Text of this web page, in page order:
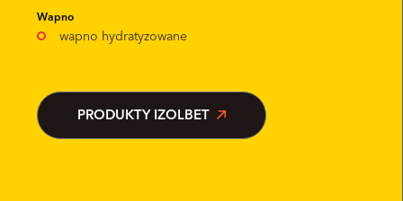
Wapno
wapno hydratyzowane
PRODUKTY IZOLBET